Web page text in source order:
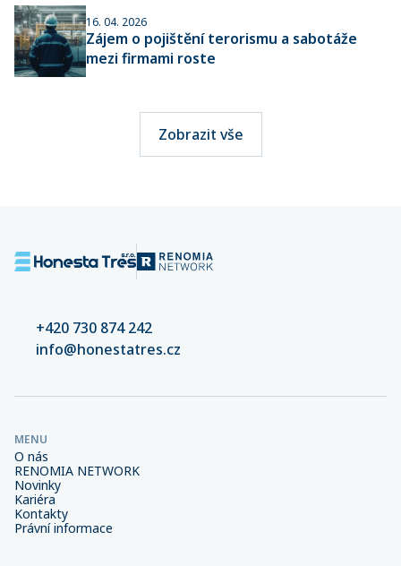
16. 04. 2026
Zájem o pojištění terorismu a sabotáže
mezi firmami roste
Zobrazit vše
+420 730 874 242
info@honestatres.cz
MENU
O nás
RENOMIA NETWORK
Novinky
Kariéra
Kontakty
Právní informace